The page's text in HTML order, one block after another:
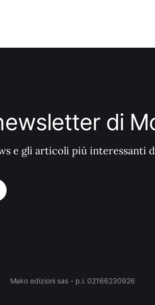
di
e gli articoli più interessanti
Mako edizioni sas - p.i. 02166230926